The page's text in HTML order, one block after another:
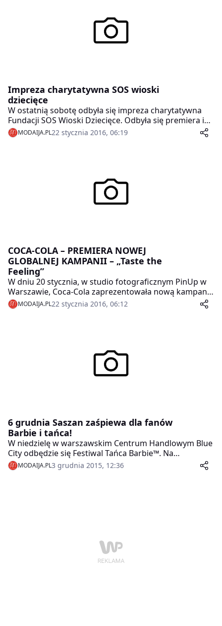
Impreza charytatywna SOS wioski
dziecięce
W ostatnią sobotę odbyła się impreza charytatywna
Fundacji SOS Wioski Dziecięce. Odbyła się premiera ich
kalendarza w którym wystąpili znani Panowie z
kobietami polskiego biznesu.
MODAIJA.PL22 stycznia 2016, 06:19
COCA-COLA – PREMIERA NOWEJ
GLOBALNEJ KAMPANII – „Taste the
Feeling”
W dniu 20 stycznia, w studio fotograficznym PinUp w
Warszawie, Coca-Cola zaprezentowała nową kampanię
marketingową pod nazwą „Taste the Feeling”.
MODAIJA.PL22 stycznia 2016, 06:12
6 grudnia Saszan zaśpiewa dla fanów
Barbie i tańca!
W niedzielę w warszawskim Centrum Handlowym Blue
City odbędzie się Festiwal Tańca Barbie™. Na
uczestników czekają liczne pokazy taneczne oraz gry i
zabawy przygotowane przez tancerzy z Egurrola
MODAIJA.PL3 grudnia 2015, 12:36